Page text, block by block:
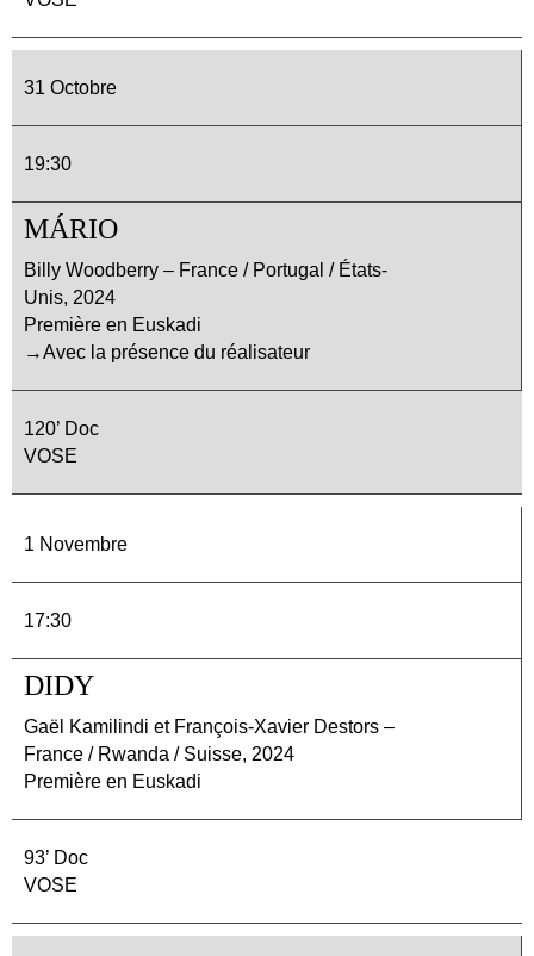
31 Octobre
19:30
MÁRIO
Billy Woodberry – France / Portugal / États-
Unis, 2024
Première en Euskadi
→Avec la présence du réalisateur
120’ Doc
VOSE
1 Novembre
17:30
DIDY
Gaël Kamilindi et François-Xavier Destors –
France / Rwanda / Suisse, 2024
Première en Euskadi
93’ Doc
VOSE